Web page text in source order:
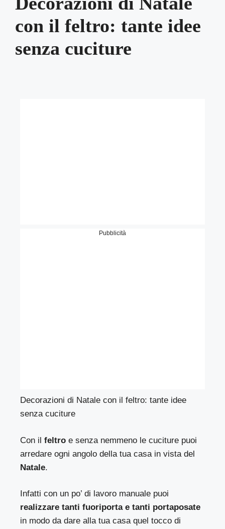
con il feltro: tante idee
senza cuciture
Pubblicità
Decorazioni di Natale con il feltro: tante idee
senza cuciture
Con ilfeltro e senza nemmeno le cuciture puoi
arredare ogni angolo della tua casa in vista del
Natale.
Infatti con un po’ di lavoro manuale puoi
realizzare tanti fuoriporta e tanti portaposate
in modo da dare alla tua casa quel tocco di